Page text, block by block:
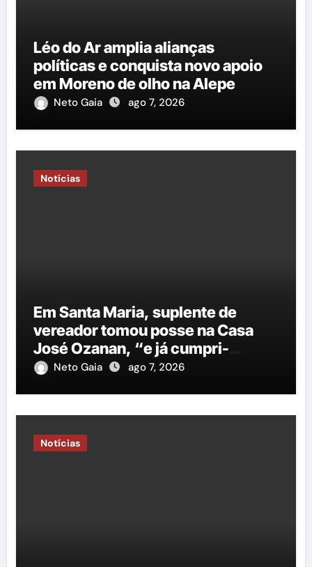
Léo do Ar amplia alianças
políticas e conquista novo apoio
em Moreno de olho na Alepe
Neto Gaia ago 7, 2026
Notícias
Em Santa Maria, suplente de
vereador tomou posse na Casa
José Ozanan, “e já cumpri-
agenda ao lado do prefeito George
Neto Gaia ago 7, 2026
Notícias